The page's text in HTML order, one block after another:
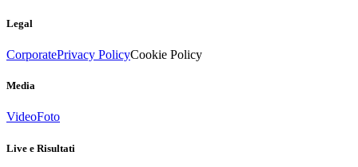
Legal
CorporatePrivacy PolicyCookie Policy
Media
VideoFoto
Live e Risultati